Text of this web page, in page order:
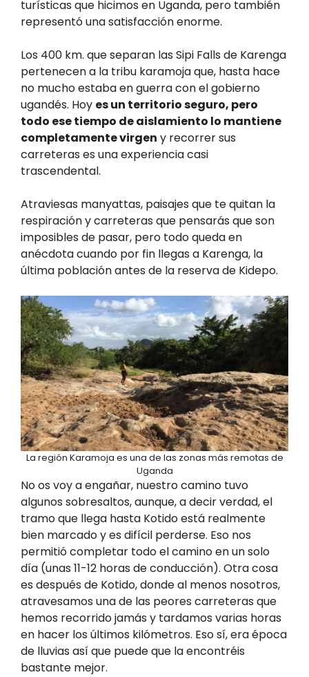
turísticas que hicimos en Uganda, pero también
representó una satisfacción enorme.
Los 400 km. que separan las Sipi Falls de Karenga
pertenecen a la tribu karamoja que, hasta hace
no mucho estaba en guerra con el gobierno
ugandés. Hoy es un territorio seguro, pero
todo ese tiempo de aislamiento lo mantiene
completamente virgen y recorrer sus
carreteras es una experiencia casi
trascendental.
Atraviesas manyattas, paisajes que te quitan la
respiración y carreteras que pensarás que son
imposibles de pasar, pero todo queda en
anécdota cuando por fin llegas a Karenga, la
última población antes de la reserva de Kidepo.
La región Karamoja es una de las zonas más remotas de
Uganda
No os voy a engañar, nuestro camino tuvo
algunos sobresaltos, aunque, a decir verdad, el
tramo que llega hasta Kotido está realmente
bien marcado y es difícil perderse. Eso nos
permitió completar todo el camino en un solo
día (unas 11-12 horas de conducción). Otra cosa
es después de Kotido, donde al menos nosotros,
atravesamos una de las peores carreteras que
hemos recorrido jamás y tardamos varias horas
en hacer los últimos kilómetros. Eso sí, era época
de lluvias así que puede que la encontréis
bastante mejor.